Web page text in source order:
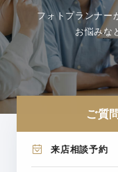
フォトプランナー
お悩みな
ご質
来店相談予約